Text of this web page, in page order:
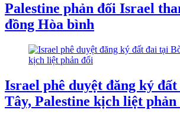
Palestine phản đối Israel
đồng Hòa bình
Israel phê duyệt đăng ký
Tây, Palestine kịch liệt phản